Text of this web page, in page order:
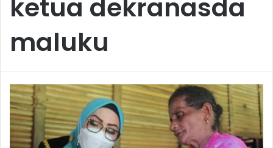
ketua dekranasda
maluku